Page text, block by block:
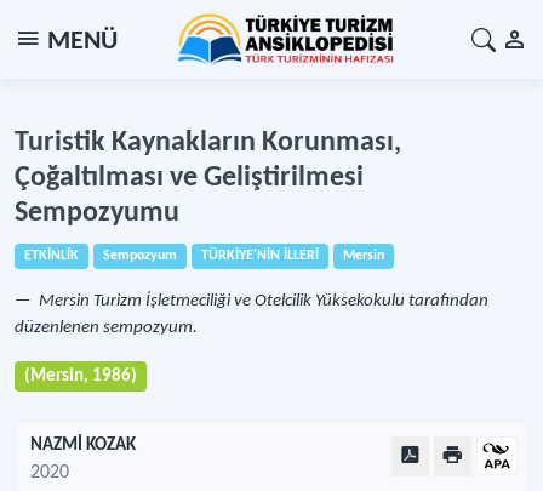
MENÜ
Turistik Kaynakların Korunması,
Çoğaltılması ve Geliştirilmesi
Sempozyumu
ETKİNLİK Sempozyum TÜRKİYE'NİN İLLERİ Mersin
Mersin Turizm İşletmeciliği ve Otelcilik Yüksekokulu tarafından
düzenlenen sempozyum.
(Mersin, 1986)
NAZMİ KOZAK
2020